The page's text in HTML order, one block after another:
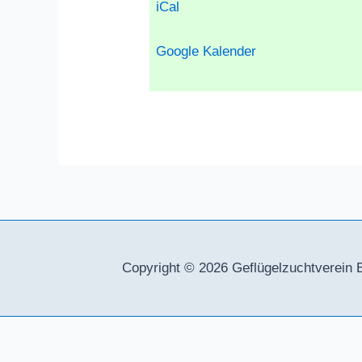
iCal
Goog­le Kalen­der
Copyright © 2026 Geflügelzuchtverein